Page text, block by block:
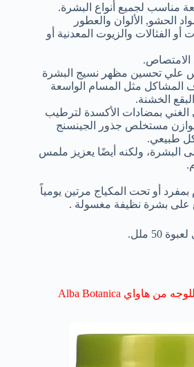
مناسب لجميع أنواع البشرة.
الحشو, الألوان والعطور
أو الفثالات والزيوت المعدنية أو
علي تحسين مظهر نسيج البشرة
المشاكل مثل المسام الواسعة
الخشنة.
الغني بمضادات الأكسدة لترطيب
يوازن مستخلص جذور الجينسنج
طبيعي.
البشرة، ولكنه أيضًا يعزيز ملمس
أو تحت المكياج مرتين يومياً
على بشرة نظيفة مغسولة .
6.ألبا بوتانيكا قناع تجميلي للوجه من هاواي Alba Botanica